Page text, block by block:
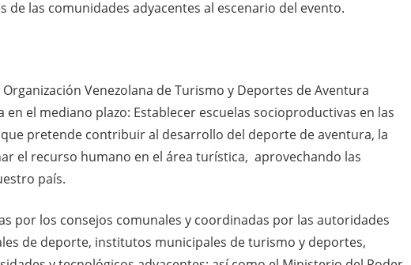
de las comunidades adyacentes al escenario del evento.
Venezolana de Turismo y Deportes de Aventura
en el mediano plazo: Establecer escuelas socioproductivas en las
pretende contribuir al desarrollo del deporte de aventura, la
el recurso humano en el área turística, aprovechando las
país.
por los consejos comunales y coordinadas por las autoridades
de deporte, institutos municipales de turismo y deportes,